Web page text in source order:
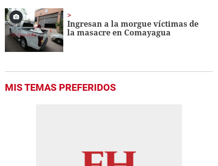
Ingresan a la morgue víctimas de
la masacre en Comayagua
MIS TEMAS PREFERIDOS